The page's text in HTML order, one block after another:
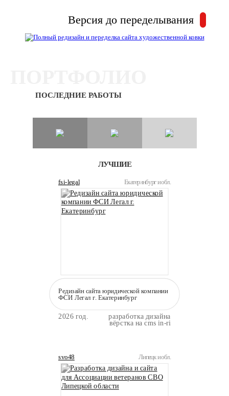
Версия до переделывания
ПОСЛЕДНИЕ РАБОТЫ
ЛУЧШИЕ
fsi-legal Екатеринбург и обл.
Редизайн сайта юридической компании
ФСИ Легал г. Екатеринбург
2026 год. разработка дизайна
вёрстка на cms in-ri
svo48 Липецк и обл.